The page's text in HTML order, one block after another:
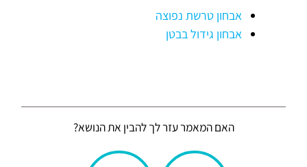
אבחון טרשת נפוצה
אבחון גידול בבטן
האם המאמר עזר לך להבין את הנושא?